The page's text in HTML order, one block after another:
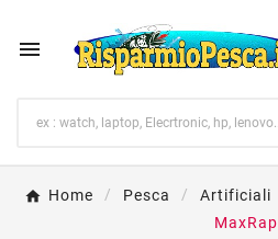

Home Pesca Artificiali
MaxRap